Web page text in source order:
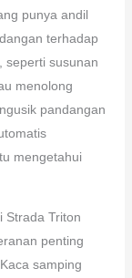
punya andil
terhadap
seperti susunan
menolong
pandangan
mengetahui
Strada Triton
penting
samping